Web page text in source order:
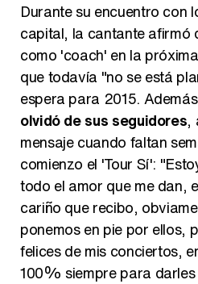
Durante su encuentro con
capital, la cantante afirmó
como 'coach' en la
que todavía "no se está
espera para 2015.
olvidó de sus seguidores,
mensaje cuando faltan
comienzo el 'Tour Sí':
todo el amor que me dan,
cariño que recibo,
ponemos en pie por ellos,
felices de mis conciertos,
100% siempre para darles